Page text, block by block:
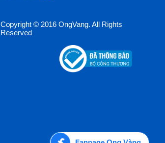
Copyright © 2016 OngVang. All Rights
Reserved